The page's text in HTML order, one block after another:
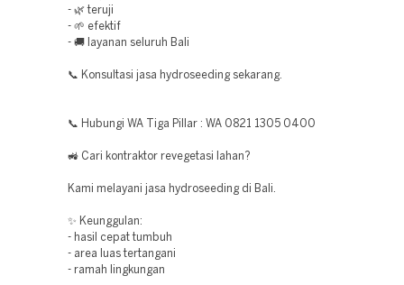
- 🌿 teruji
- 🌱 efektif
- 🚚 layanan seluruh Bali
📞 Konsultasi jasa hydroseeding sekarang.
📞 Hubungi WA Tiga Pillar : WA 0821 1305 0400
🚜 Cari kontraktor revegetasi lahan?
Kami melayani jasa hydroseeding di Bali.
✨ Keunggulan:
- hasil cepat tumbuh
- area luas tertangani
- ramah lingkungan